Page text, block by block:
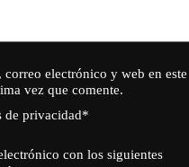
electrónico y web en este
vez que comente.
de privacidad*
con los siguientes